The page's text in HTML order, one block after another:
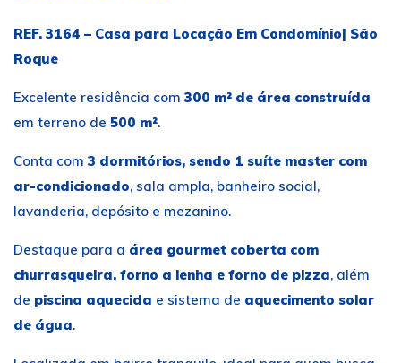
REF. 3164 – Casa para Locação Em Condomínio| São
Roque
Excelente residência com 300 m² de área construída
em terreno de 500 m².
Conta com 3 dormitórios, sendo 1 suíte master com
ar-condicionado, sala ampla, banheiro social,
lavanderia, depósito e mezanino.
Destaque para a área gourmet coberta com
churrasqueira, forno a lenha e forno de pizza, além
de piscina aquecida e sistema de aquecimento solar
de água.